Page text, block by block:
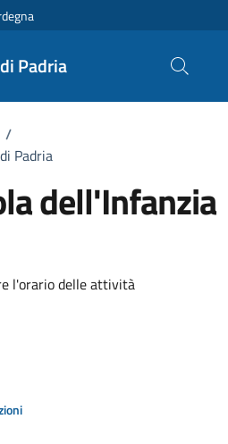
Padria
/
Padria
dell'Infanzia
notizia
l'orario delle attività